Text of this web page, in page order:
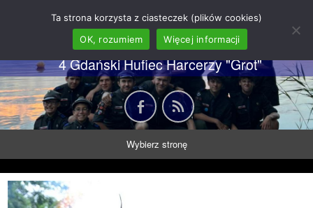
62 GDH "Orkan" im. gen.
Stanisława Sosabowskiego
4 Gdański Hufiec Harcerzy "Grot"
Wybierz stronę
Ta strona korzysta z ciasteczek (plików cookies)
OK, rozumiem
Więcej informacji